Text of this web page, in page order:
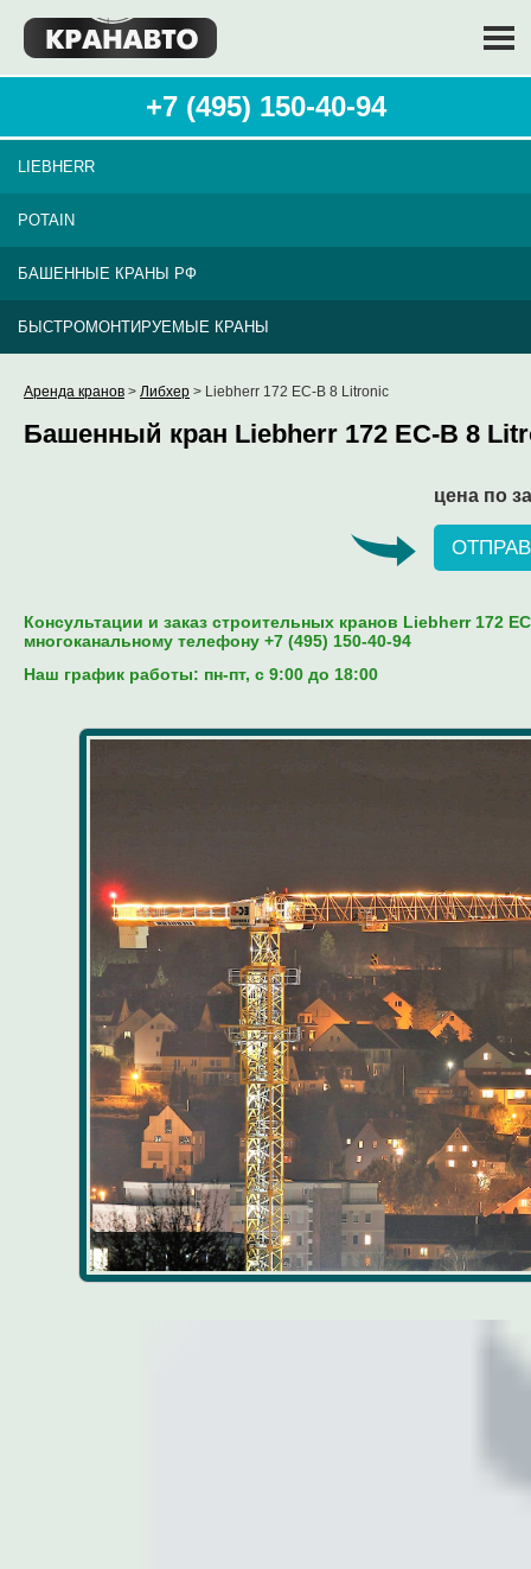
+7 (495) 150-40-94
LIEBHERR
POTAIN
БАШЕННЫЕ КРАНЫ РФ
БЫСТРОМОНТИРУЕМЫЕ КРАНЫ
Аренда кранов > Либхер > Liebherr 172 EC-B 8 Litronic
Башенный кран Liebherr 172 EC-B 8
цена по
Консультации и заказ строительных кранов Liebherr 172
многоканальному телефону +7 (495) 150-40-94
Наш график работы: пн-пт, c 9:00 до 18:00